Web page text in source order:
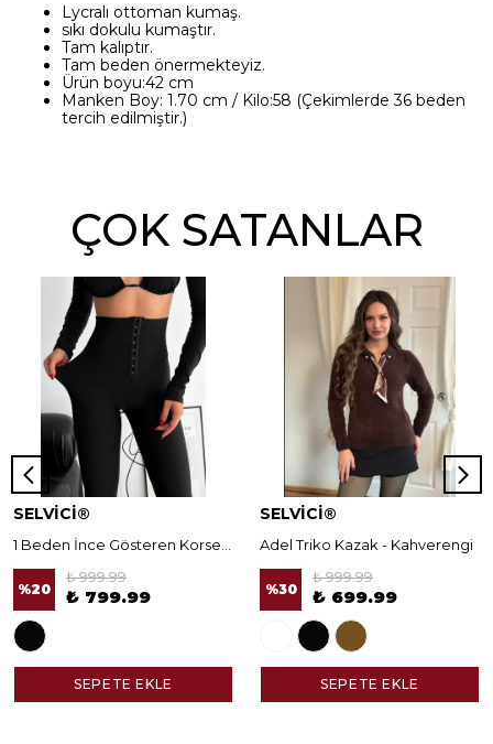
Lycralı ottoman kumaş.
sıkı dokulu kumaştır.
Tam kalıptır.
Tam beden önermekteyiz.
Ürün boyu:42 cm
Manken Boy: 1.70 cm / Kilo:58 (Çekimlerde 36 beden
tercih edilmiştir.)
ÇOK SATANLAR
SELVİCİ®
%20
₺ 999.99
₺ 799.99
SEPETE EKLE
SELVİCİ®
Adel Triko Kazak - Kahverengi
%30
₺ 999.99
₺ 699.99
SEPETE EKLE